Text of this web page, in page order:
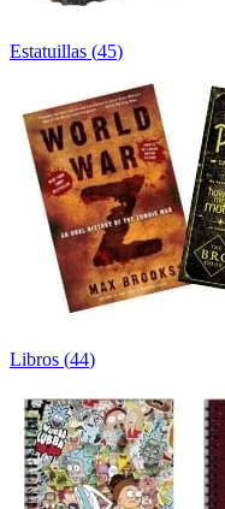
Estatuillas (45)
Libros (44)